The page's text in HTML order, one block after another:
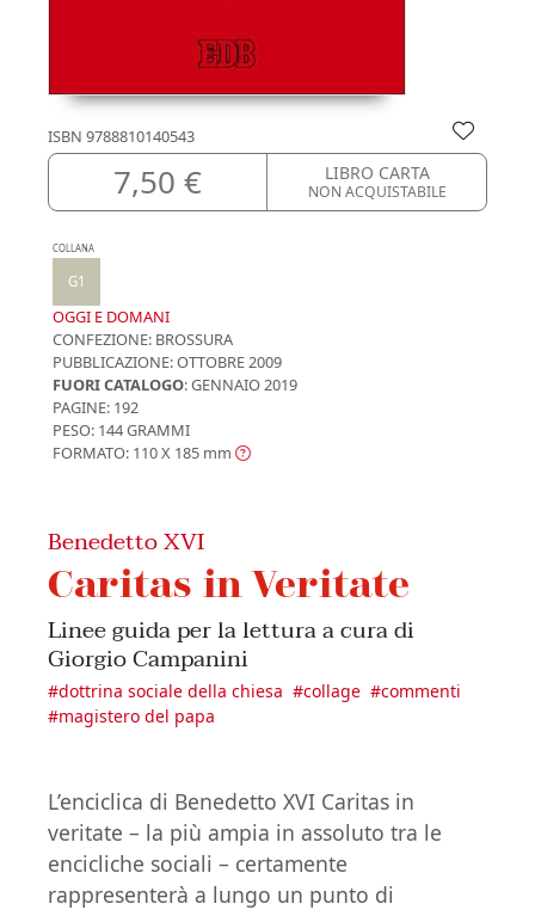
ISBN 9788810140543
7,50 € LIBRO CARTA
NON ACQUISTABILE
COLLANA
G1
OGGI E DOMANI
CONFEZIONE: BROSSURA
PUBBLICAZIONE:OTTOBRE 2009
FUORI CATALOGO: GENNAIO 2019
PAGINE: 192
PESO: 144 GRAMMI
FORMATO: 110 X 185 mm
Benedetto XVI
Caritas in Veritate
Linee guida per la lettura a cura di
Giorgio Campanini
#dottrina sociale della chiesa #collage #commenti
#magistero del papa
L’enciclica di Benedetto XVI Caritas in
veritate – la più ampia in assoluto tra le
encicliche sociali – certamente
rappresenterà a lungo un punto di